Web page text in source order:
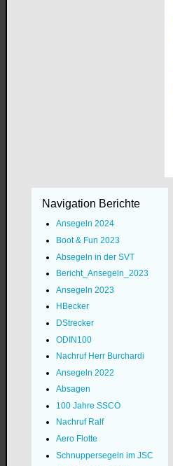
Navigation Berichte
Ansegeln 2024
Boot & Fun 2023
Absegeln in der SVT
Bericht_Ansegeln_2023
Ansegeln 2023
HBecker
DStrecker
ODIN100
Nachruf Herr Burchardi
Ansegeln 2022
Absagen
100 Jahre SSCO
Nachruf Ralf
Aero Flotte
Schnuppersegeln im JSC